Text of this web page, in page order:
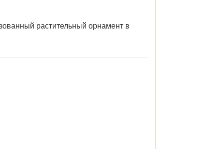
растительный орнамент в